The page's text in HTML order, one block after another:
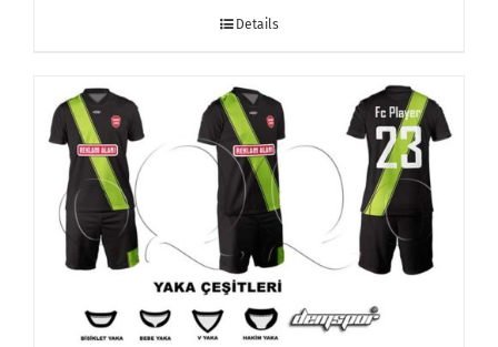
Details